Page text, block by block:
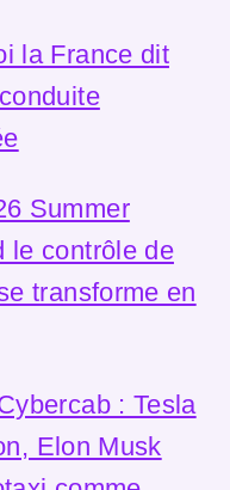
la France dit
Summer
le contrôle de
transforme en
: Tesla
Elon Musk